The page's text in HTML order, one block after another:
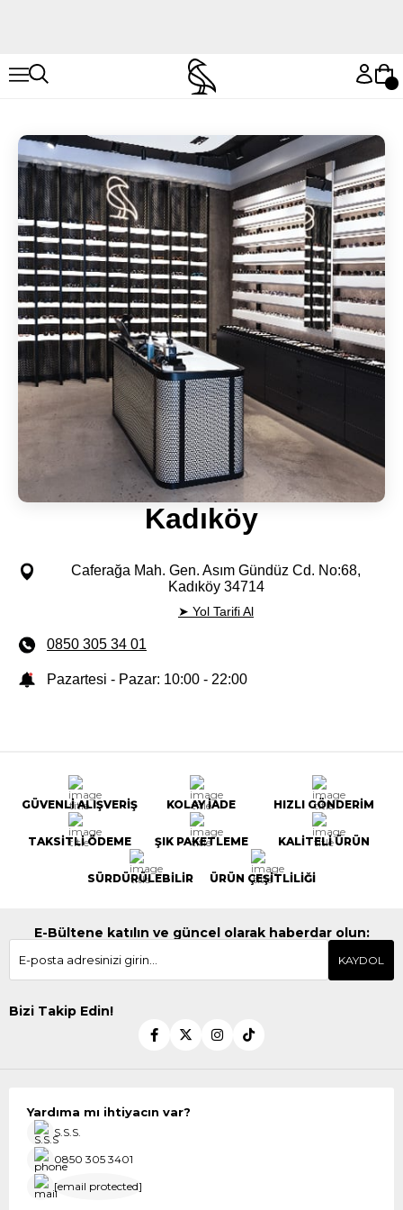
Kadıköy
Caferağa Mah. Gen. Asım Gündüz Cd. No:68,
Kadıköy 34714
➤ Yol Tarifi Al
0850 305 34 01
Pazartesi - Pazar: 10:00 - 22:00
GÜVENLİ ALIŞVERİŞ KOLAY İADE HIZLI GÖNDERİM
TAKSİTLİ ÖDEME ŞIK PAKETLEME KALİTELİ ÜRÜN
SÜRDÜRÜLEBİLİR ÜRÜN ÇEŞİTLİLİĞİ
E-Bültene katılın ve güncel olarak haberdar olun:
KAYDOL
Bizi Takip Edin!
Yardıma mı ihtiyacın var?
S.S.S.
0850 305 3401
[email protected]